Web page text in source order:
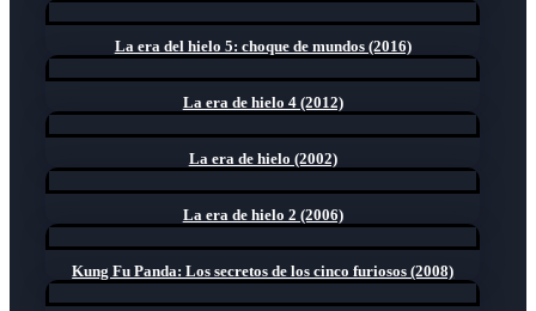
La era del hielo 5: choque de mundos (2016)
La era de hielo 4 (2012)
La era de hielo (2002)
La era de hielo 2 (2006)
Kung Fu Panda: Los secretos de los cinco furiosos (2008)